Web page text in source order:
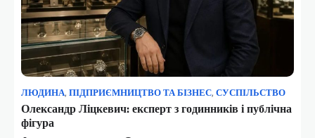
ЛЮДИНА, ПІДПРИЄМНИЦТВО ТА БІЗНЕС, СУСПІЛЬСТВО
Олександр Ліцкевич: експерт з годинників і публічна
фігура